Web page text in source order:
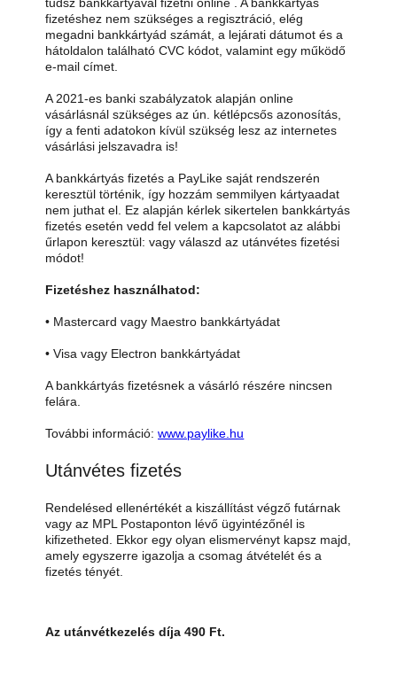
tudsz bankkártyával fizetni online . A bankkártyás
fizetéshez nem szükséges a regisztráció, elég
megadni bankkártyád számát, a lejárati dátumot és a
hátoldalon található CVC kódot, valamint egy működő
e-mail címet.
A 2021-es banki szabályzatok alapján online
vásárlásnál szükséges az ún. kétlépcsős azonosítás,
így a fenti adatokon kívül szükség lesz az internetes
vásárlási jelszavadra is!
A bankkártyás fizetés a PayLike saját rendszerén
keresztül történik, így hozzám semmilyen kártyaadat
nem juthat el. Ez alapján kérlek sikertelen bankkártyás
fizetés esetén vedd fel velem a kapcsolatot az alábbi
űrlapon keresztül: vagy válaszd az utánvétes fizetési
módot!
Fizetéshez használhatod:
• Mastercard vagy Maestro bankkártyádat
• Visa vagy Electron bankkártyádat
A bankkártyás fizetésnek a vásárló részére nincsen
felára.
További információ:www.paylike.hu
Utánvétes fizetés
Rendelésed ellenértékét a kiszállítást végző futárnak
vagy az MPL Postaponton lévő ügyintézőnél is
kifizetheted. Ekkor egy olyan elismervényt kapsz majd,
amely egyszerre igazolja a csomag átvételét és a
fizetés tényét.
Az utánvétkezelés díja 490 Ft.